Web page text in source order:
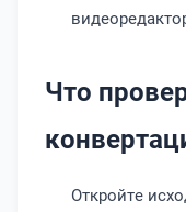
Что
Откройте